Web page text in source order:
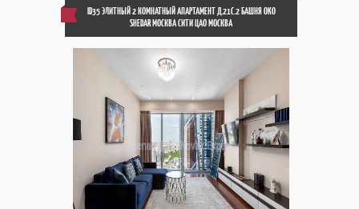
ID35 ЭЛИТНЫЙ 2 КОМНАТНЫЙ АПАРТАМЕНТ Д.21С.2 БАШНЯ OKO
SHEDAR МОСКВА СИТИ ЦАО МОСКВА